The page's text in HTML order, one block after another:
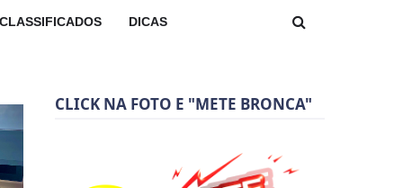
CLASSIFICADOS DICAS
CLICK NA FOTO E "METE BRONCA"